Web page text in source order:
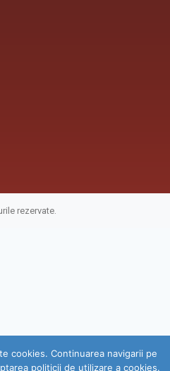
rezervate.
cookies. Continuarea navigarii pe
politicii de utilizare a cookies.